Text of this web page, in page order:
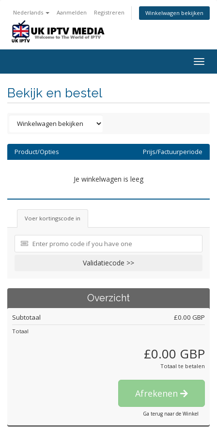
Nederlands Aanmelden Registreren Winkelwagen bekijken
Bekijk en bestel
Product/Opties Prijs/Factuurperiode
Je winkelwagen is leeg
Voer kortingscode in
Validatiecode >>
Overzicht
Subtotaal £0.00 GBP
Totaal
£0.00 GBP
Totaal te betalen
Afrekenen
Ga terug naar de Winkel